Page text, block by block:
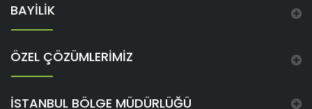
BAYİLİK
ÖZEL ÇÖZÜMLERİMİZ
İSTANBUL BÖLGE MÜDÜRLÜĞÜ